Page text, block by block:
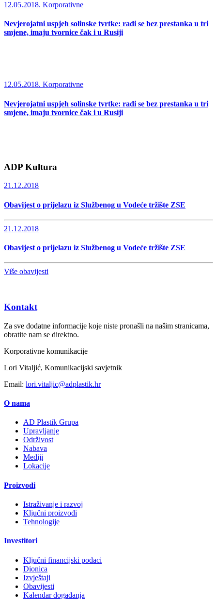
12.05.2018. Korporativne
Nevjerojatni uspjeh solinske tvrtke: radi se bez prestanka u tri
smjene, imaju tvornice čak i u Rusiji
12.05.2018. Korporativne
Nevjerojatni uspjeh solinske tvrtke: radi se bez prestanka u tri
smjene, imaju tvornice čak i u Rusiji
ADP Kultura
21.12.2018
Obavijest o prijelazu iz Službenog u Vodeće tržište ZSE
21.12.2018
Obavijest o prijelazu iz Službenog u Vodeće tržište ZSE
Više obavijesti
Kontakt
Za sve dodatne informacije koje niste pronašli na našim stranicama,
obratite nam se direktno.
Korporativne komunikacije
Lori Vitaljić, Komunikacijski savjetnik
Email: lori.vitaljic@adplastik.hr
O nama
AD Plastik Grupa
Upravljanje
Održivost
Nabava
Mediji
Lokacije
Proizvodi
Istraživanje i razvoj
Ključni proizvodi
Tehnologije
Investitori
Ključni financijski podaci
Dionica
Izvještaji
Obavijesti
Kalendar događanja